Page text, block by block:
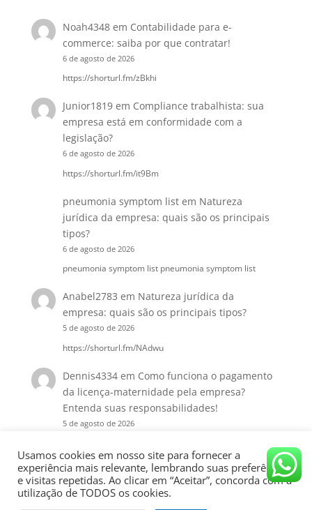
Noah4348 em Contabilidade para e-
commerce: saiba por que contratar!
6 de agosto de 2026
https://shorturl.fm/zBkhi
Junior1819 em Compliance trabalhista: sua
empresa está em conformidade com a
legislação?
6 de agosto de 2026
https://shorturl.fm/it9Bm
pneumonia symptom list em Natureza
jurídica da empresa: quais são os principais
tipos?
6 de agosto de 2026
pneumonia symptom list pneumonia symptom list
Anabel2783 em Natureza jurídica da
empresa: quais são os principais tipos?
5 de agosto de 2026
https://shorturl.fm/NAdwu
Dennis4334 em Como funciona o pagamento
da licença-maternidade pela empresa?
Entenda suas responsabilidades!
5 de agosto de 2026
Usamos cookies em nosso site para fornecer a
experiência mais relevante, lembrando suas preferências
e visitas repetidas. Ao clicar em “Aceitar”, concorda com a
utilização de TODOS os cookies.